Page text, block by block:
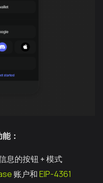
：
息的按钮 + 模式
账户和EIP-4361